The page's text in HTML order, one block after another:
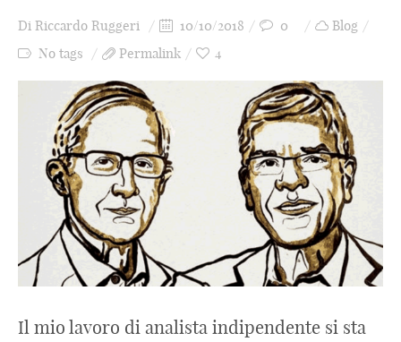
Di Riccardo Ruggeri 10/10/2018 0
Blog
No tags
Permalink 4
Il mio lavoro di analista indipendente si sta